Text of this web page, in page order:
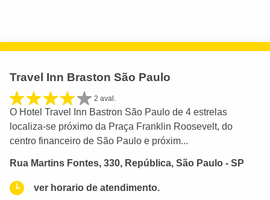
Travel Inn Braston São Paulo
2 aval.
O Hotel Travel Inn Bastron São Paulo de 4 estrelas
localiza-se próximo da Praça Franklin Roosevelt, do
centro financeiro de São Paulo e próxim...
Rua Martins Fontes, 330, República, São Paulo - SP
ver horario de atendimento.